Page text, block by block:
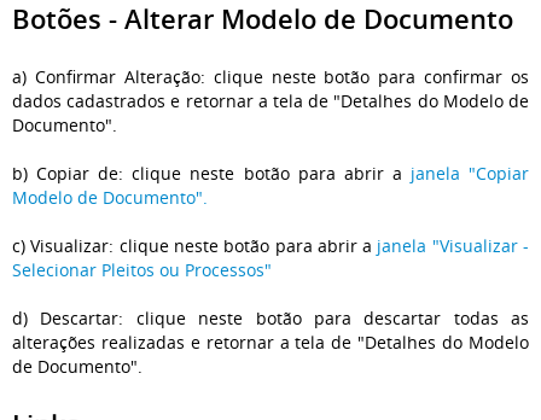
Botões - Alterar Modelo de Documento
a) Confirmar Alteração: clique neste botão para confirmar os
dados cadastrados e retornar a tela de "Detalhes do Modelo de
Documento".
b) Copiar de: clique neste botão para abrir a janela "Copiar
Modelo de Documento".
c) Visualizar: clique neste botão para abrir a janela "Visualizar -
Selecionar Pleitos ou Processos"
d) Descartar: clique neste botão para descartar todas as
alterações realizadas e retornar a tela de "Detalhes do Modelo
de Documento".